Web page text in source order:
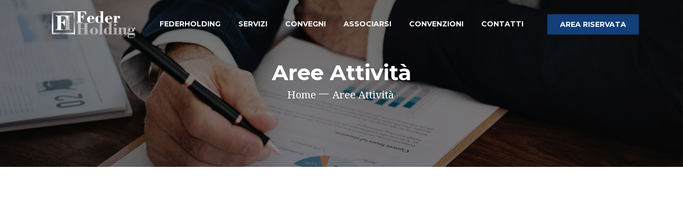
FEDERHOLDING SERVIZI CONVEGNI ASSOCIARSI CONVENZIONI CONTATTI AREA RISERVATA
Aree Attività
Home Aree Attività